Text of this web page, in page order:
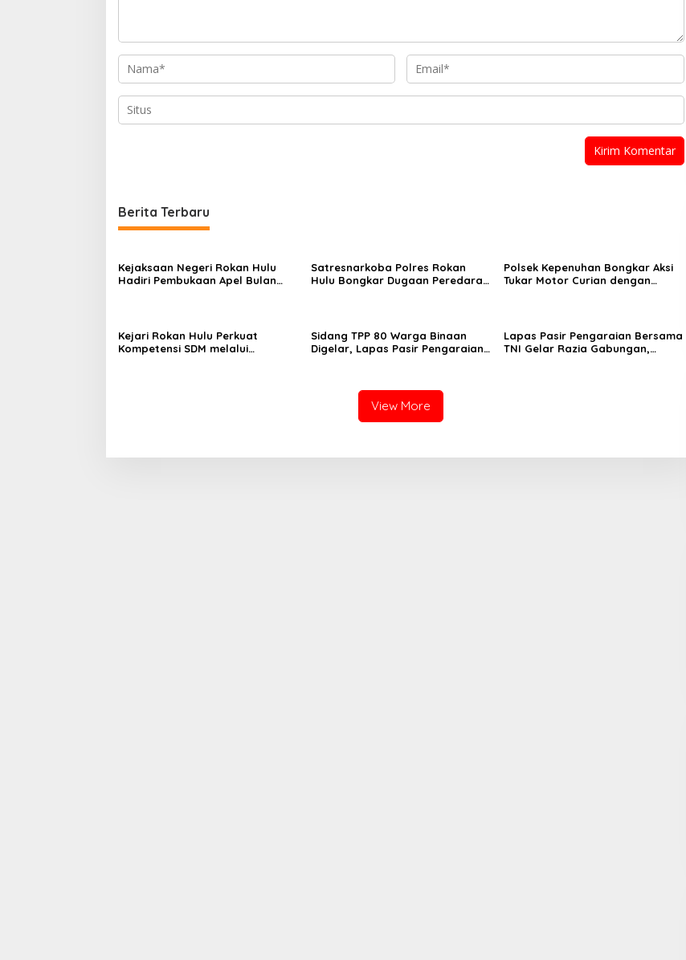
Berita Terbaru
Kejaksaan Negeri Rokan Hulu
Hadiri Pembukaan Apel Bulan
Satresnarkoba Polres Rokan
Hulu Bongkar Dugaan Peredaran
Polsek Kepenuhan Bongkar Aksi
Tukar Motor Curian dengan
Kejari Rokan Hulu Perkuat
Kompetensi SDM melalui
Sidang TPP 80 Warga Binaan
Digelar, Lapas Pasir Pengaraian
Lapas Pasir Pengaraian Bersama
TNI Gelar Razia Gabungan,
View More